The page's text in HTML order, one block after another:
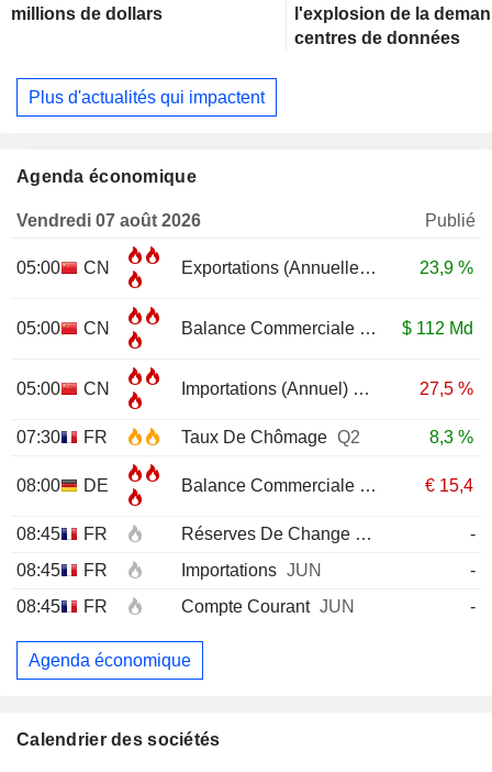
millions de dollars
l'explosion de la
centres de données
Plus d'actualités qui impactent
Agenda économique
Vendredi 07 août 2026 Publié
05:00 CN Exportations (Annuelle) 23,9 %
05:00 CN Balance CommercialeJUL $ 112 Md
05:00 CN Importations (Annuel)JUL 27,5 %
07:30 FR Taux De Chômage Q2 8,3 %
08:00 DE Balance CommercialeJUN € 15,4
08:45 FR Réserves De ChangeJUL
-
08:45
FR Importations JUN
-
08:45
FR Compte Courant JUN -
Agenda économique
Calendrier des sociétés